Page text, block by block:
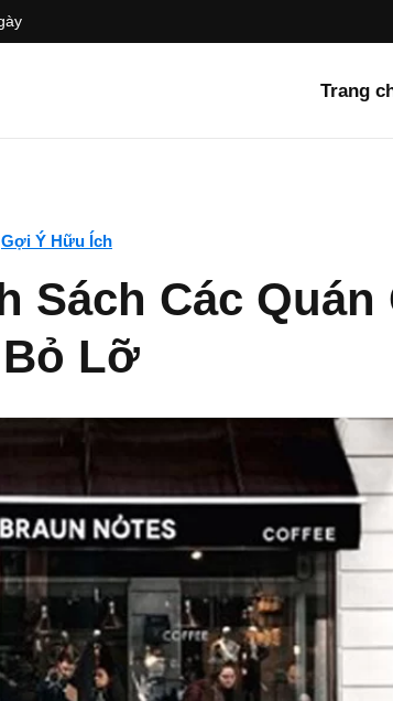
Trang
Gợi Ý Hữu Ích
Sách Các
Lỡ